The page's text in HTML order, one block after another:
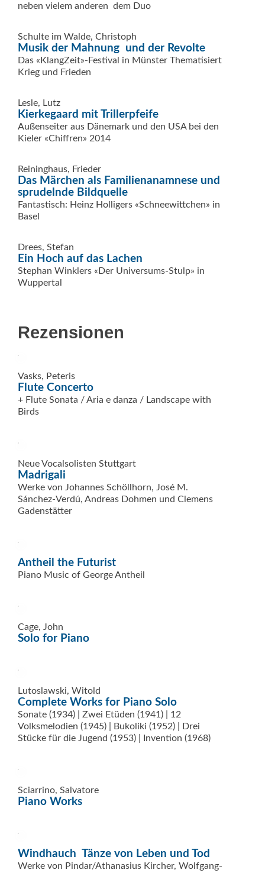
neben vielem anderen  dem Duo
Schulte im Walde, Christoph
Musik der Mahnung  und der Revolte
Das «KlangZeit»-Festival in Münster Thematisiert
Krieg und Frieden
Lesle, Lutz
Kierkegaard mit Trillerpfeife
Außenseiter aus Dänemark und den USA bei den
Kieler «Chiffren» 2014
Reininghaus, Frieder
Das Märchen als Familienanamnese und
sprudelnde Bildquelle
Fantastisch: Heinz Holligers «Schneewittchen» in
Basel
Drees, Stefan
Ein Hoch auf das Lachen
Stephan Winklers «Der Universums-Stulp» in
Wuppertal
Rezensionen
Vasks, Peteris
Flute Concerto
+ Flute Sonata / Aria e danza / Landscape with
Birds
Neue Vocalsolisten Stuttgart
Madrigali
Werke von Johannes Schöllhorn, José M.
Sánchez-Verdú, Andreas Dohmen und Clemens
Gadenstätter
Antheil the Futurist
Piano Music of George Antheil
Cage, John
Solo for Piano
Lutoslawski, Witold
Complete Works for Piano Solo
Sonate (1934) | Zwei Etüden (1941) | 12
Volksmelodien (1945) | Bukoliki (1952) | Drei
Stücke für die Jugend (1953) | Invention (1968)
Sciarrino, Salvatore
Piano Works
Windhauch  Tänze von Leben und Tod
Werke von Pindar/Athanasius Kircher, Wolfgang-